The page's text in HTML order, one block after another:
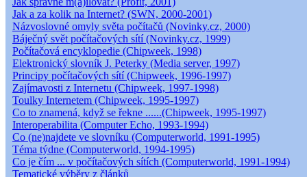
Jak a za kolik na Internet? (SWN, 2000-2001)
Názvoslovné omyly světa počítačů (Novinky.cz, 2000)
Báječný svět počítačových sítí (Novinky.cz, 1999)
Počítačová encyklopedie (Chipweek, 1998)
Elektronický slovník J. Peterky (Media server, 1997)
Principy počítačových sítí (Chipweek, 1996-1997)
Zajímavosti z Internetu (Chipweek, 1997-1998)
Toulky Internetem (Chipweek, 1995-1997)
Co to znamená, když se řekne ......(Chipweek, 1995-1997)
Interoperabilita (Computer Echo, 1993-1994)
Co (ne)najdete ve slovníku (Computerworld, 1991-1995)
Téma týdne (Computerworld, 1994-1995)
Co je čím ... v počítačových sítích (Computerworld, 1991-1994)
Tematické výběry z článků